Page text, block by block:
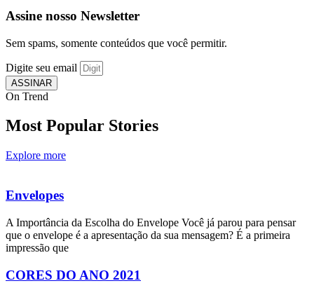
Assine nosso Newsletter
Sem spams, somente conteúdos que você permitir.
Digite seu email
ASSINAR
On Trend
Most Popular Stories
Explore more
Envelopes
A Importância da Escolha do Envelope Você já parou para pensar
que o envelope é a apresentação da sua mensagem? É a primeira
impressão que
CORES DO ANO 2021